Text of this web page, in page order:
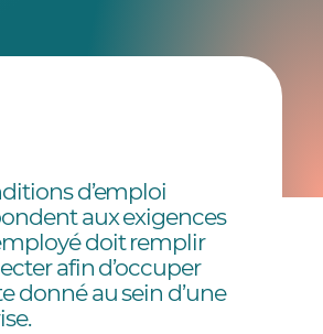
d’emploi
aux exigences
doit remplir
afin d’occuper
donné au sein d’une